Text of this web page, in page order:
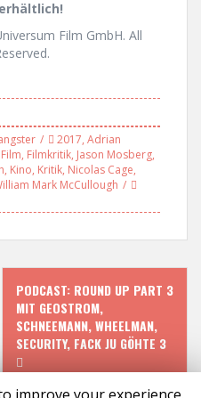
Film GmbH. All
2017, Adrian
Film, Filmkritik, Jason Mosberg,
, Kino, Kritik, Nicolas Cage,
Mark McCullough
PODCAST: ROUND UP PART 3
MIT GEOSTROM,
SCHNEEMANN, WHEELMAN,
SECURITY, FACK JU GÖHTE 3